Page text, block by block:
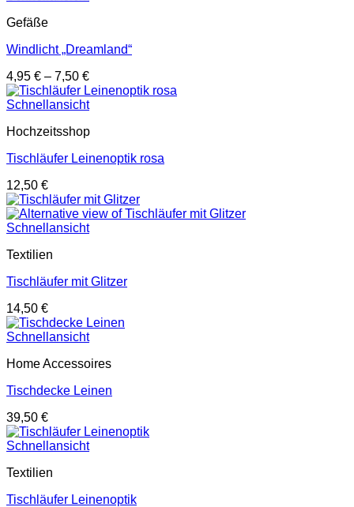
Gefäße
Windlicht „Dreamland“
4,95 € – 7,50 €
Schnellansicht
Hochzeitsshop
Tischläufer Leinenoptik rosa
12,50 €
Schnellansicht
Textilien
Tischläufer mit Glitzer
14,50 €
Schnellansicht
Home Accessoires
Tischdecke Leinen
39,50 €
Schnellansicht
Textilien
Tischläufer Leinenoptik